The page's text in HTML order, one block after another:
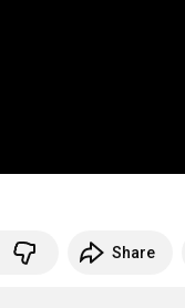
Share